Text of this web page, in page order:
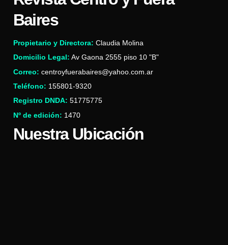
Baires
Propietario y Directora: Claudia Molina
Domicilio Legal: Av Gaona 2555 piso 10 "B"
Correo: centroyfuerabaires@yahoo.com.ar
Teléfono: 155801-9320
Registro DNDA: 51775775
Nº de edición: 1470
Nuestra Ubicación